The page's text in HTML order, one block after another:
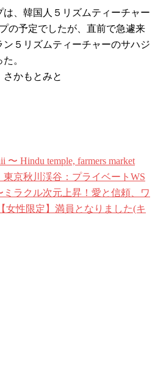
、韓国人５リズムティーチャー
の予定でしたが、直前で急遽来
ン５リズムティーチャーのサハジ
。
かもとみと
〜 Hindu temple, farmers market
東京秋川渓谷：プライベートWS
ラクル次元上昇！愛と信頼、ワ
女性限定】満員となりました(キ